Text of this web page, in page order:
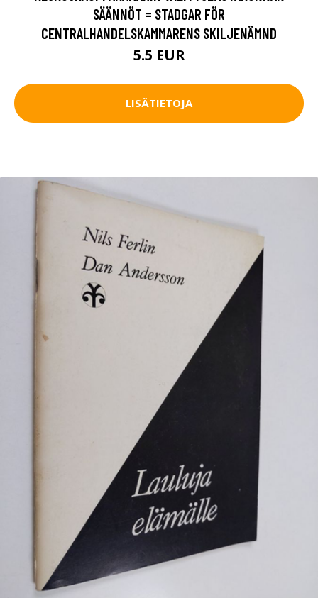
SÄÄNNÖT = STADGAR FÖR
CENTRALHANDELSKAMMARENS SKILJENÄMND
5.5 EUR
LISÄTIETOJA